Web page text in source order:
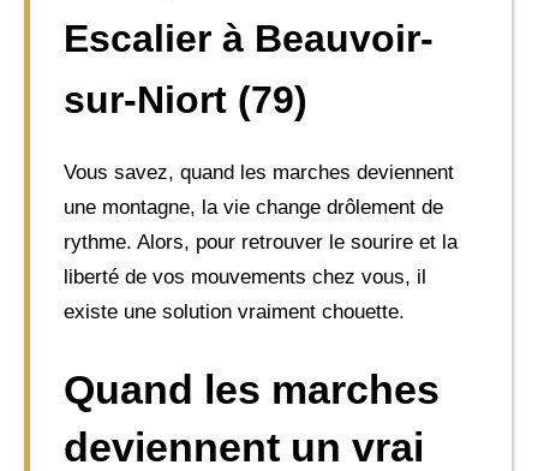
Escalier à Beauvoir-
sur-Niort (79)
Vous savez, quand les marches deviennent
une montagne, la vie change drôlement de
rythme. Alors, pour retrouver le sourire et la
liberté de vos mouvements chez vous, il
existe une solution vraiment chouette.
Quand les marches
deviennent un vrai